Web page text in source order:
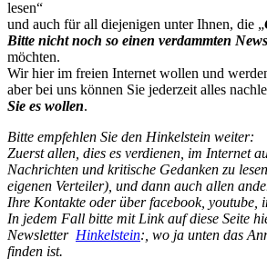
Buchtipps
lesen“
und auch für all diejenigen unter Ihnen, die „
Bitte nicht noch so einen verdammten
möchten.
Wir hier im freien Internet wollen und
aber bei uns können Sie jederzeit alles
Sie es wollen.
Bitte empfehlen Sie den Hinkelstein weiter:
Zuerst allen, dies es verdienen, im Internet
Nachrichten und kritische Gedanken zu
eigenen Verteiler), und dann auch allen
Ihre Kontakte oder über facebook, youtube,
In jedem Fall bitte mit Link auf diese Seite
Newsletter Hinkelstein:, wo ja unten das
finden ist.